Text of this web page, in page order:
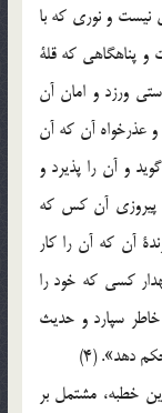
نيست‌ و نوري‌ كه‌ با
و پناهگاهي‌ كه‌ قلة‌
ورزد و امان‌ آن‌
عذرخواه‌ آن‌ كه‌ آن‌
و آن‌ را پذيرد و
پيروزي‌ آن‌ كس‌ كه‌
آن‌ كه‌ آن‌ را كار
كسي‌ كه‌ خود را
سپارد و حديث‌
دهد». (4)
خطبه‌، مشتمل‌ بر